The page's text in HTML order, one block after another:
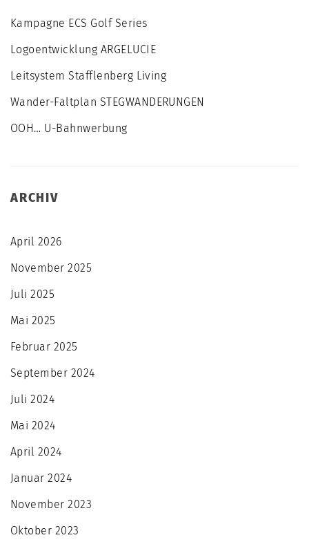
Kampagne ECS Golf Series
Logoentwicklung ARGELUCIE
Leitsystem Stafflenberg Living
Wander-Faltplan STEGWANDERUNGEN
OOH… U-Bahnwerbung
ARCHIV
April 2026
November 2025
Juli 2025
Mai 2025
Februar 2025
September 2024
Juli 2024
Mai 2024
April 2024
Januar 2024
November 2023
Oktober 2023